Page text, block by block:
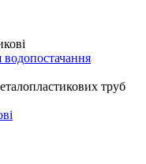
труб